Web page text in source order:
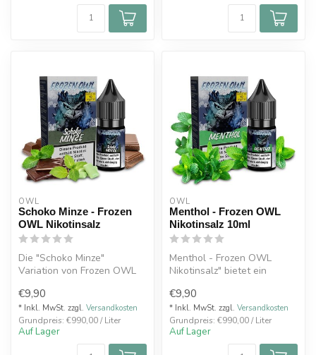
OWL
Schoko Minze - Frozen
OWL Nikotinsalz
Die "Schoko Minze"
Variation von Frozen OWL
unwiderstehl...
€9,90
* Inkl. MwSt. zzgl. Versandkosten
Grundpreis: €990,00 / Liter
Auf Lager
OWL
Menthol - Frozen OWL
Nikotinsalz 10ml
Menthol - Frozen OWL
Nikotinsalz" bietet ein
intensives Dampfe...
€9,90
* Inkl. MwSt. zzgl. Versandkosten
Grundpreis: €990,00 / Liter
Auf Lager